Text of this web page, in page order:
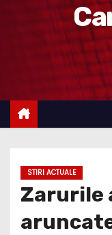
STIRI ACTUALE
Zarurile